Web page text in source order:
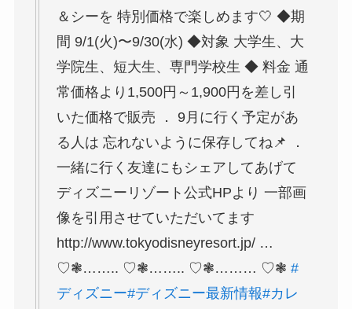
＆シーを 特別価格で楽しめます🤍 ◆期
間 9/1(火)〜9/30(水) ◆対象 大学生、大
学院生、短大生、専門学校生 ◆ 料金 通
常価格より1,500円～1,900円を差し引
いた価格で販売 ． 9月に行く予定があ
る人は 忘れないように保存してね📌 ．
一緒に行く友達にもシェアしてあげて
ディズニーリゾート公式HPより 一部画
像を引用させていただいてます
http://www.tokyodisneyresort.jp/ …
♡❃…….. ♡❃…….. ♡❃……… ♡❃ #
ディズニー#ディズニー最新情報#カレ